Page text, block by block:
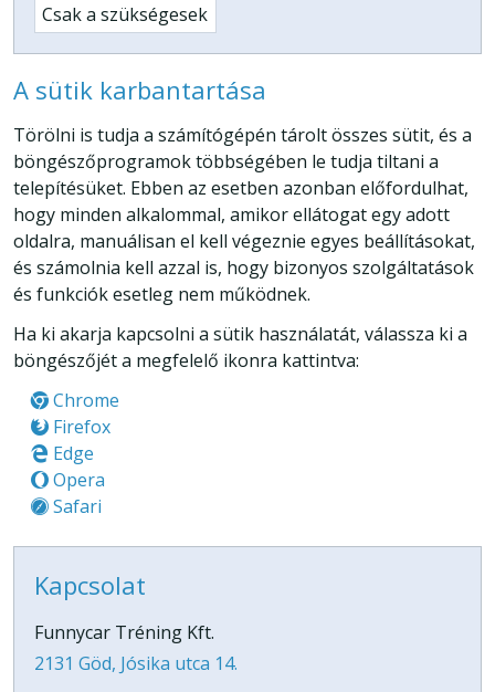
Csak a szükségesek
A sütik karbantartása
Törölni is tudja a számítógépén tárolt összes sütit, és a
böngészőprogramok többségében le tudja tiltani a
telepítésüket. Ebben az esetben azonban előfordulhat,
hogy minden alkalommal, amikor ellátogat egy adott
oldalra, manuálisan el kell végeznie egyes beállításokat,
és számolnia kell azzal is, hogy bizonyos szolgáltatások
és funkciók esetleg nem működnek.
Ha ki akarja kapcsolni a sütik használatát, válassza ki a
böngészőjét a megfelelő ikonra kattintva:
Chrome
Firefox
Edge
Opera
Safari
Kapcsolat
Funnycar Tréning Kft.
2131 Göd, Jósika utca 14.